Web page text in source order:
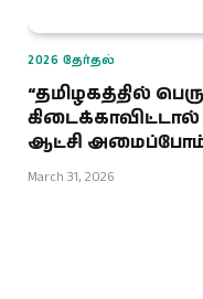
2026 தேர்தல்
“தமிழகத்தில்
ஆட்சி
March 31, 2026